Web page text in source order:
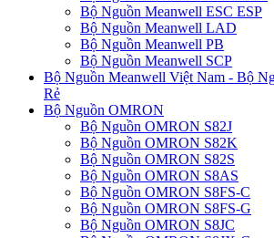
Bộ Nguồn Meanwell ESC ESP
Bộ Nguồn Meanwell LAD
Bộ Nguồn Meanwell PB
Bộ Nguồn Meanwell SCP
Bộ Nguồn Meanwell Việt Nam - Bộ
Rẻ
Bộ Nguồn OMRON
Bộ Nguồn OMRON S82J
Bộ Nguồn OMRON S82K
Bộ Nguồn OMRON S82S
Bộ Nguồn OMRON S8AS
Bộ Nguồn OMRON S8FS-C
Bộ Nguồn OMRON S8FS-G
Bộ Nguồn OMRON S8JC